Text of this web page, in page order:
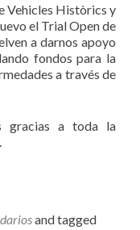
Vehicles Històrics y
el Trial Open de
a darnos apoyo
fondos para la
a través de
gracias a toda la
and tagged